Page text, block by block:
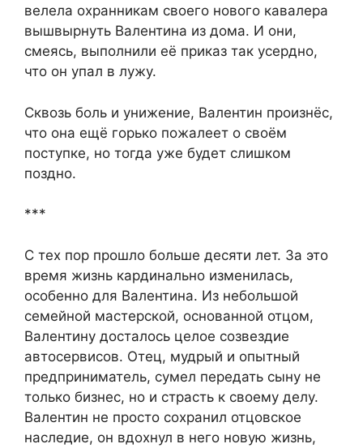
велела охранникам своего нового кавалера
вышвырнуть Валентина из дома. И они,
смеясь, выполнили её приказ так усердно,
что он упал в лужу.
Сквозь боль и унижение, Валентин произнёс,
что она ещё горько пожалеет о своём
поступке, но тогда уже будет слишком
поздно.
***
С тех пор прошло больше десяти лет. За это
время жизнь кардинально изменилась,
особенно для Валентина. Из небольшой
семейной мастерской, основанной отцом,
Валентину досталось целое созвездие
автосервисов. Отец, мудрый и опытный
предприниматель, сумел передать сыну не
только бизнес, но и страсть к своему делу.
Валентин не просто сохранил отцовское
наследие, он вдохнул в него новую жизнь,